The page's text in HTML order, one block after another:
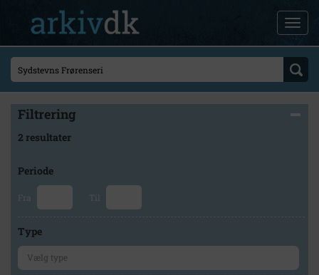
Filtrering
2 resultater
Periode
Fra Til
Type